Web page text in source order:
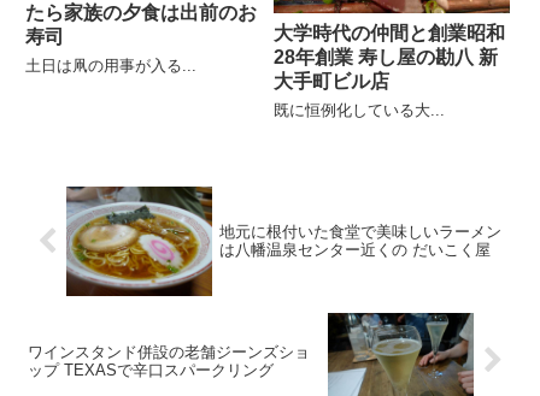
たら家族の夕食は出前のお
寿司
土日は凧の用事が入る...
大学時代の仲間と創業昭和
28年創業 寿し屋の勘八 新
大手町ビル店
既に恒例化している大...
地元に根付いた食堂で美味しいラーメン
は八幡温泉センター近くの だいこく屋
ワインスタンド併設の老舗ジーンズショ
ップ TEXASで辛口スパークリング